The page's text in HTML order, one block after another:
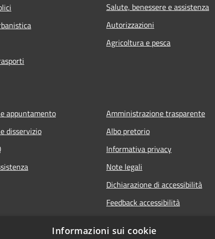
Salute, benessere e assistenza
Autorizzazioni
Agricoltura e pesca
appuntamento
disservizio
Amministrazione trasparente
Albo pretorio
Informativa privacy
Note legali
Dichiarazione di accessibilità
Feedback accessibilità
Informazioni sui cookie